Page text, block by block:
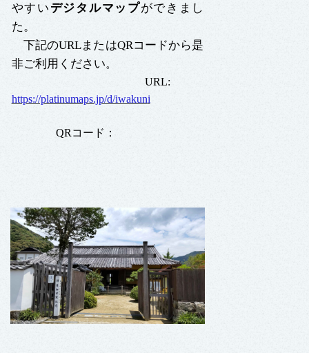
やすい デジタルマップができまし
た。
下記のURLまたはQRコードから是
非ご利用ください。
URL:
https://platinumaps.jp/d/iwakuni
QRコード：